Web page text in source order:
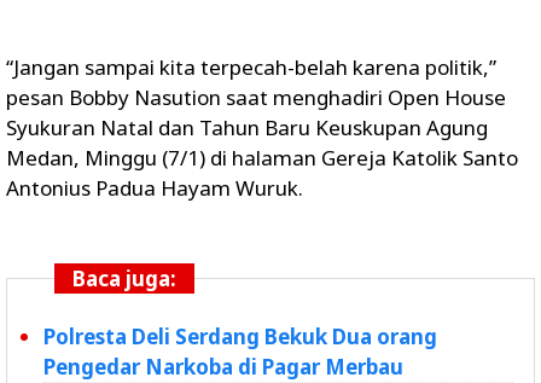
“Jangan sampai kita terpecah-belah karena politik,”
pesan Bobby Nasution saat menghadiri Open House
Syukuran Natal dan Tahun Baru Keuskupan Agung
Medan, Minggu (7/1) di halaman Gereja Katolik Santo
Antonius Padua Hayam Wuruk.
Baca juga:
Polresta Deli Serdang Bekuk Dua orang
Pengedar Narkoba di Pagar Merbau